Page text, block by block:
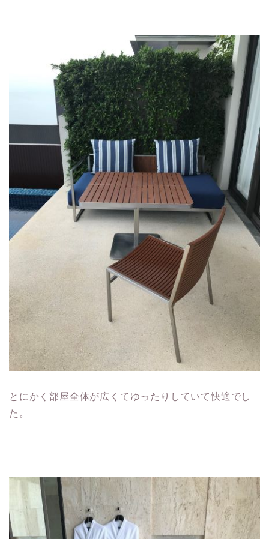
とにかく部屋全体が広くてゆったりしていて快適でし
た。